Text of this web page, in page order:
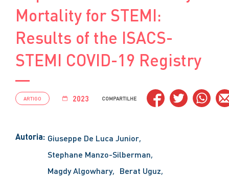
Mortality for STEMI:
Results of the ISACS-
STEMI COVID-19 Registry
ARTIGO 2023 COMPARTILHE
Autoria: Giuseppe De Luca Junior
Stephane Manzo-Silberman
Magdy Algowhary
Berat Uguz